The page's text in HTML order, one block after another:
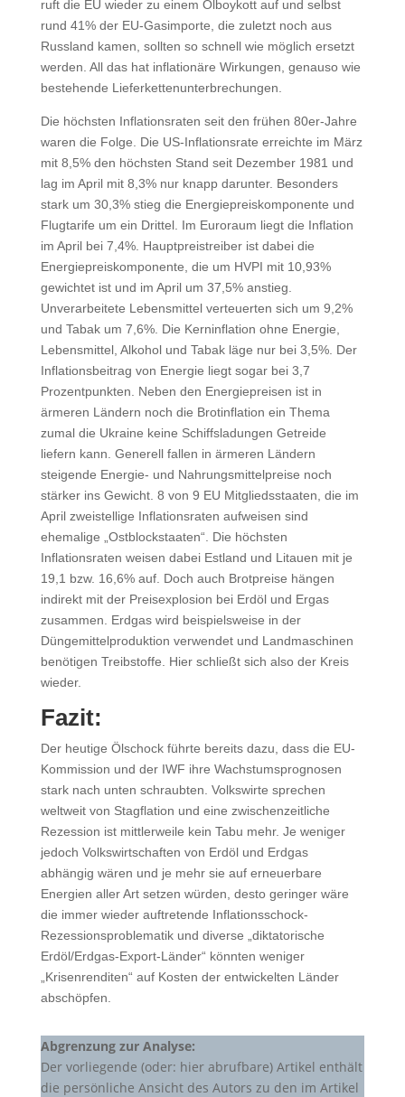
ruft die EU wieder zu einem Ölboykott auf und selbst
rund 41% der EU-Gasimporte, die zuletzt noch aus
Russland kamen, sollten so schnell wie möglich ersetzt
werden. All das hat inflationäre Wirkungen, genauso wie
bestehende Lieferkettenunterbrechungen.
Die höchsten Inflationsraten seit den frühen 80er-Jahre
waren die Folge. Die US-Inflationsrate erreichte im März
mit 8,5% den höchsten Stand seit Dezember 1981 und
lag im April mit 8,3% nur knapp darunter. Besonders
stark um 30,3% stieg die Energiepreiskomponente und
Flugtarife um ein Drittel. Im Euroraum liegt die Inflation
im April bei 7,4%. Hauptpreistreiber ist dabei die
Energiepreiskomponente, die um HVPI mit 10,93%
gewichtet ist und im April um 37,5% anstieg.
Unverarbeitete Lebensmittel verteuerten sich um 9,2%
und Tabak um 7,6%. Die Kerninflation ohne Energie,
Lebensmittel, Alkohol und Tabak läge nur bei 3,5%. Der
Inflationsbeitrag von Energie liegt sogar bei 3,7
Prozentpunkten. Neben den Energiepreisen ist in
ärmeren Ländern noch die Brotinflation ein Thema
zumal die Ukraine keine Schiffsladungen Getreide
liefern kann. Generell fallen in ärmeren Ländern
steigende Energie- und Nahrungsmittelpreise noch
stärker ins Gewicht. 8 von 9 EU Mitgliedsstaaten, die im
April zweistellige Inflationsraten aufweisen sind
ehemalige „Ostblockstaaten“. Die höchsten
Inflationsraten weisen dabei Estland und Litauen mit je
19,1 bzw. 16,6% auf. Doch auch Brotpreise hängen
indirekt mit der Preisexplosion bei Erdöl und Ergas
zusammen. Erdgas wird beispielsweise in der
Düngemittelproduktion verwendet und Landmaschinen
benötigen Treibstoffe. Hier schließt sich also der Kreis
wieder.
Fazit:
Der heutige Ölschock führte bereits dazu, dass die EU-
Kommission und der IWF ihre Wachstumsprognosen
stark nach unten schraubten. Volkswirte sprechen
weltweit von Stagflation und eine zwischenzeitliche
Rezession ist mittlerweile kein Tabu mehr. Je weniger
jedoch Volkswirtschaften von Erdöl und Erdgas
abhängig wären und je mehr sie auf erneuerbare
Energien aller Art setzen würden, desto geringer wäre
die immer wieder auftretende Inflationsschock-
Rezessionsproblematik und diverse „diktatorische
Erdöl/Erdgas-Export-Länder“ könnten weniger
„Krisenrenditen“ auf Kosten der entwickelten Länder
abschöpfen.
Abgrenzung zur Analyse:
Der vorliegende (oder: hier abrufbare) Artikel enthält
die persönliche Ansicht des Autors zu den im Artikel